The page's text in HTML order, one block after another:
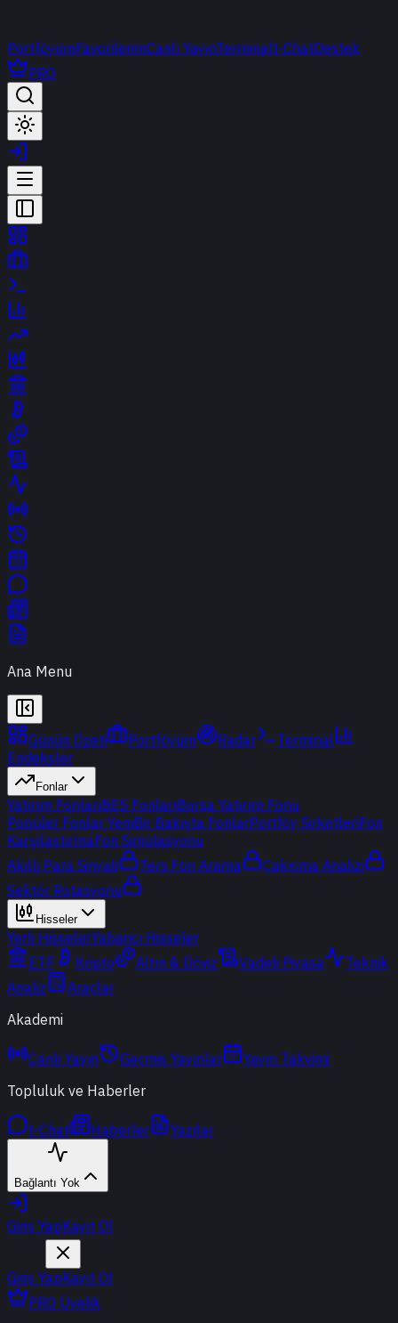
PortföyümFavorilerimCanlı YayınTerminalt-ChatDestek
PRO
Ana Menu
Günün Özeti Portföyüm Radar
Terminal
Endeksler
Fonlar
Yatırım FonlarıBES FonlarıBorsa Yatırım Fonu
Popüler Fonlar YeniBir Bakışta FonlarPortföy ŞirketleriFon
KarşılaştırmaFon Simülasyonu
Akıllı Para Sinyali
Ters Fon Arama
Çakışma Analizi
Sektör Rotasyonu
Hisseler
Yerli HisselerYabancı Hisseler
ETF
Kripto Altın & Döviz Vadeli Piyasa
Teknik
Analiz
Araçlar
Akademi
Canlı Yayın Geçmiş Yayınlar
Yayın Takvimi
Topluluk ve Haberler
t-Chat Haberler Yazılar
Bağlantı Yok
Giriş YapKayıt Ol
Giriş YapKayıt Ol
PRO Üyelik